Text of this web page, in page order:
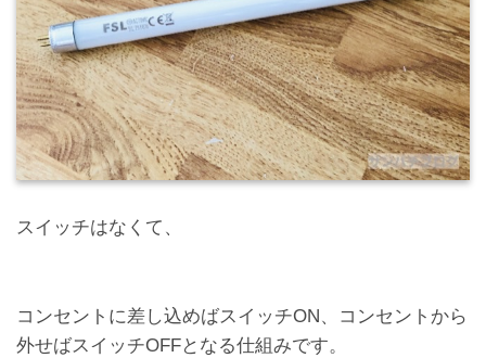
スイッチはなくて、
コンセントに差し込めばスイッチON、コンセントから
外せばスイッチOFFとなる仕組みです。